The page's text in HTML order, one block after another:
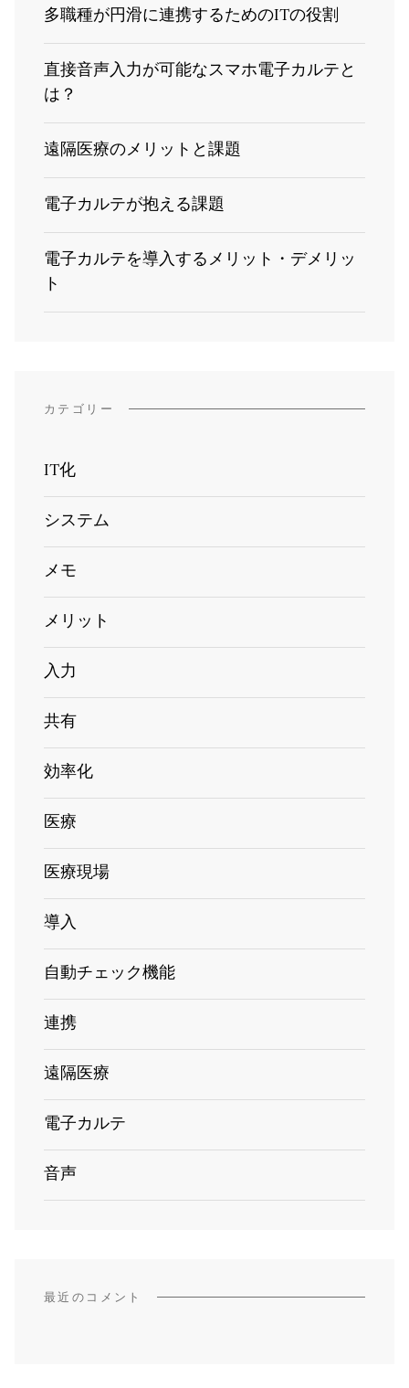
多職種が円滑に連携するためのITの役割
直接音声入力が可能なスマホ電子カルテと
は？
遠隔医療のメリットと課題
電子カルテが抱える課題
電子カルテを導入するメリット・デメリッ
ト
カテゴリー
IT化
システム
メモ
メリット
入力
共有
効率化
医療
医療現場
導入
自動チェック機能
連携
遠隔医療
電子カルテ
音声
最近のコメント